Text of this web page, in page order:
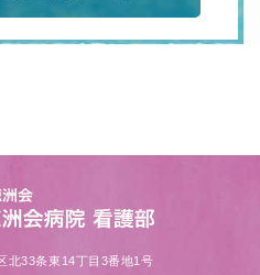
北33条東14丁目3番地1号